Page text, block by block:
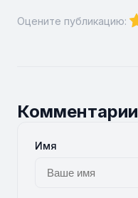
Оцените публикацию:
Комментарии
Имя